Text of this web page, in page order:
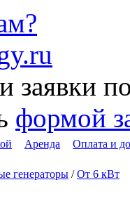
заявки
формой
Аренда
Оплата и
генераторы /От 6 кВт